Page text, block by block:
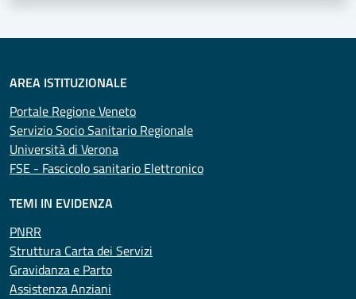
AREA ISTITUZIONALE
Portale Regione Veneto
Servizio Socio Sanitario Regionale
Università di Verona
FSE - Fascicolo sanitario Elettronico
TEMI IN EVIDENZA
PNRR
Struttura Carta dei Servizi
Gravidanza e Parto
Assistenza Anziani